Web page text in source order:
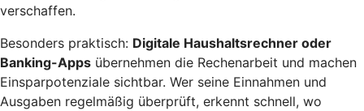
verschaffen.
Besonders praktisch: Digitale Haushaltsrechner oder
Banking-Apps übernehmen die Rechenarbeit und machen
Einsparpotenziale sichtbar. Wer seine Einnahmen und
Ausgaben regelmäßig überprüft, erkennt schnell, wo